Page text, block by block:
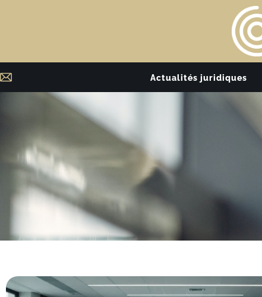
Actualités juridiques